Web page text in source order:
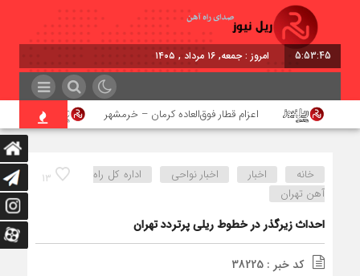
5:53:45 امروز : جمعه, ۱۶ مرداد , ۱۴۰۵
اعزام قطار فوق‌العاده کرمان – خرمشهر
13 خانه اخبار اخبار نواحی
اداره كل راه
آهن تهران
احداث زیرگذر در خطوط ریلی پرتردد تهران
کد خبر : 38225